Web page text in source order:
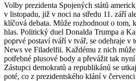
Volby prezidenta Spojených států
v listopadu, již v noci na středu 11. září
klíčová debata. Může rozhodnout o tom,
hlas. Politický duel Donalda Trumpa a
poprvé postaví tváří v tvář, se odehraje v
News ve Filadelfii. Každému z nich
potřebné plusové body a převážit tak
Zástupci demokratů a republikánů se
poté, co z prezidentského klání v